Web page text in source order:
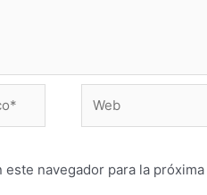
navegador para la